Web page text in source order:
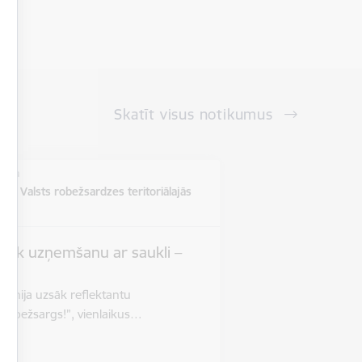
Skatīt visus notikumus
un Valsts robežsardzes teritoriālajās
uzņemšanu ar saukli –
jūnija uzsāk reflektantu
robežsargs!”, vienlaikus…